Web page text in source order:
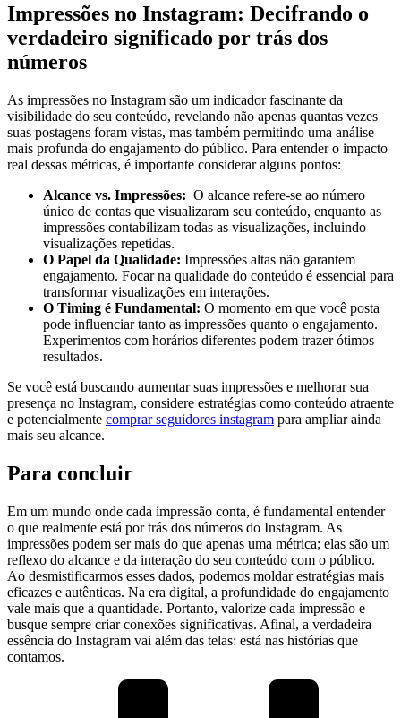
Impressões ⁤no Instagram:‌ Decifrando o‍
verdadeiro significado por trás dos
números
As ‍impressões no ⁣Instagram são um indicador fascinante da
visibilidade do ​seu conteúdo, revelando não apenas quantas vezes
suas postagens foram vistas, mas também ‍permitindo uma análise
mais profunda do engajamento do público. Para entender o ‍impacto
real dessas métricas, é importante considerar alguns pontos:
Alcance vs. Impressões: ​ O alcance refere-se ao número
único de contas ‍que visualizaram ‍seu conteúdo, enquanto as
impressões contabilizam‍ todas as visualizações,‍ incluindo
visualizações ​repetidas.
O Papel da Qualidade: Impressões altas não garantem
engajamento. Focar na ​qualidade do conteúdo é essencial para
transformar visualizações‌ em interações.
O Timing é Fundamental: O momento⁣ em que você posta
pode influenciar tanto‌ as impressões quanto o ⁣engajamento.
Experimentos com horários diferentes podem trazer ‌ótimos
resultados.
Se você está buscando ‍aumentar suas impressões e melhorar sua
presença no⁢ Instagram, ‍considere estratégias como conteúdo atraente
e potencialmente‍ comprar seguidores instagram para ampliar ainda
mais seu alcance.
Para‌ concluir
Em um mundo onde cada impressão conta, é fundamental entender
o ​que realmente está por trás dos números do Instagram. As
impressões podem ser mais do que apenas uma métrica; elas​ são um
reflexo do alcance e da interação do seu conteúdo com o público.
Ao desmistificarmos esses dados, podemos moldar estratégias mais
eficazes e autênticas. Na era digital, a profundidade do engajamento
vale mais que a quantidade.​ Portanto, valorize cada impressão ⁣e
busque sempre criar conexões ​significativas. Afinal, a verdadeira
essência do Instagram vai além das ‍telas: está nas histórias que
contamos.